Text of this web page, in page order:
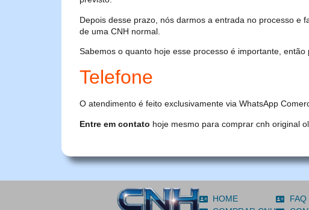
Depois desse prazo, nós darmos a entrada no processo e
de uma CNH normal.
Sabemos o quanto hoje esse processo é importante,
Telefone
O atendimento é feito exclusivamente via WhatsApp
Entre em contato hoje mesmo para comprar cnh original
HOME
FAQ